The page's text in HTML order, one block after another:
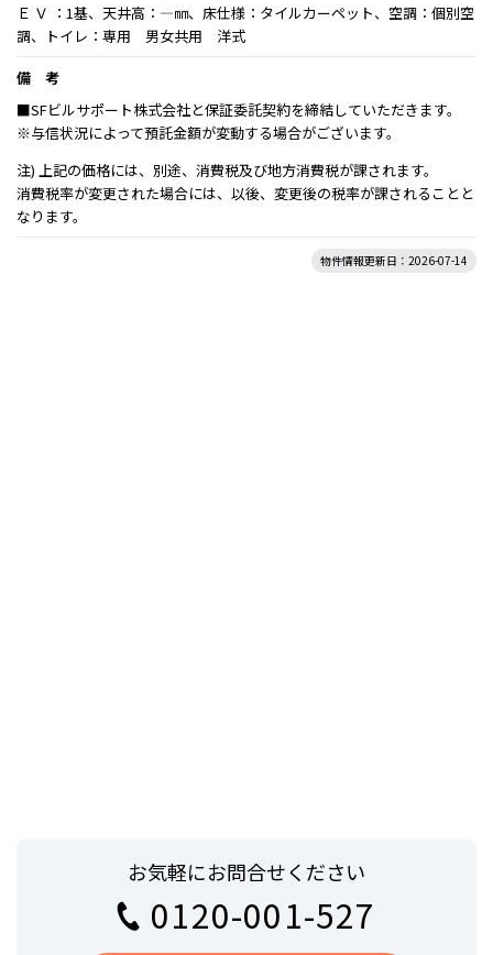
Ｅ Ｖ ：1基、天井高：―㎜、床仕様：タイルカーペット、空調：個別空
調、トイレ：専用 男女共用 洋式
備 考
■SFビルサポート株式会社と保証委託契約を締結していただきます。
※与信状況によって預託金額が変動する場合がございます。
注) 上記の価格には、別途、消費税及び地方消費税が課されます。
消費税率が変更された場合には、以後、変更後の税率が課されることと
なります。
物件情報更新日：2026-07-14
お気軽にお問合せください
0120-001-527